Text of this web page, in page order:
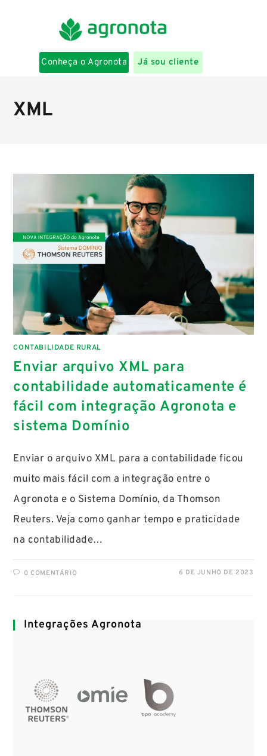
Conheça o Agronota Já sou cliente
XML
CONTABILIDADE RURAL
Enviar arquivo XML para
contabilidade automaticamente é
fácil com integração Agronota e
sistema Domínio
Enviar o arquivo XML para a contabilidade ficou
muito mais fácil com a integração entre o
Agronota e o Sistema Domínio, da Thomson
Reuters. Veja como ganhar tempo e praticidade
na contabilidade…
0 COMENTÁRIO 6 DE JUNHO DE 2023
Integrações Agronota